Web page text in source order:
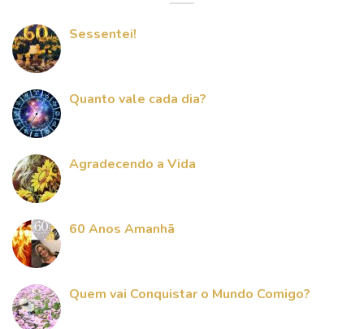
Sessentei!
Quanto vale cada dia?
Agradecendo a Vida
60 Anos Amanhã
Quem vai Conquistar o Mundo Comigo?